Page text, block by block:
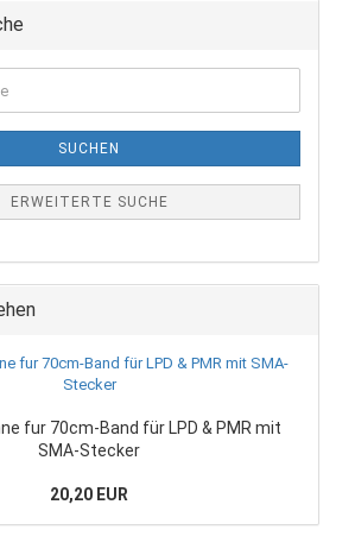
SUCHEN
ERWEITERTE SUCHE
fur 70cm-Band für LPD & PMR mit
SMA-Stecker
20,20 EUR